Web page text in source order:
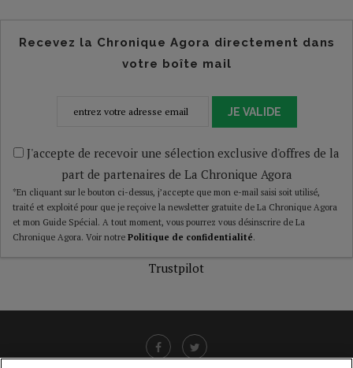
Recevez la Chronique Agora directement dans
votre boîte mail
JE VALIDE
J'accepte de recevoir une sélection exclusive d'offres de la
part de partenaires de La Chronique Agora
*En cliquant sur le bouton ci-dessus, j’accepte que mon e-mail saisi soit utilisé,
traité et exploité pour que je reçoive la newsletter gratuite de La Chronique Agora
et mon Guide Spécial. A tout moment, vous pourrez vous désinscrire de La
Chronique Agora. Voir notre Politique de confidentialité.
Trustpilot